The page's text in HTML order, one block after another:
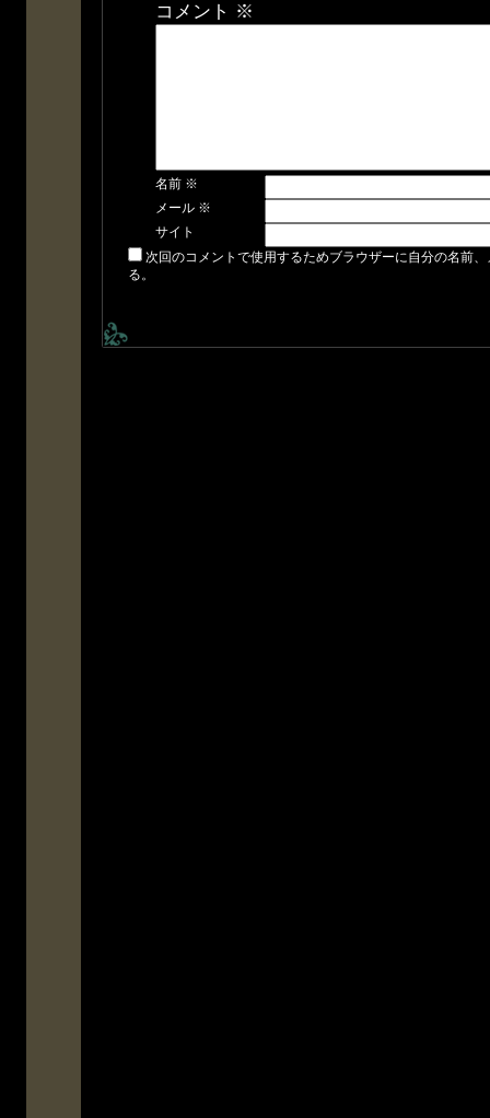
コメント ※
名前 ※
メール ※
サイト
次回のコメントで使用するためブラウザーに自分の名前
る。